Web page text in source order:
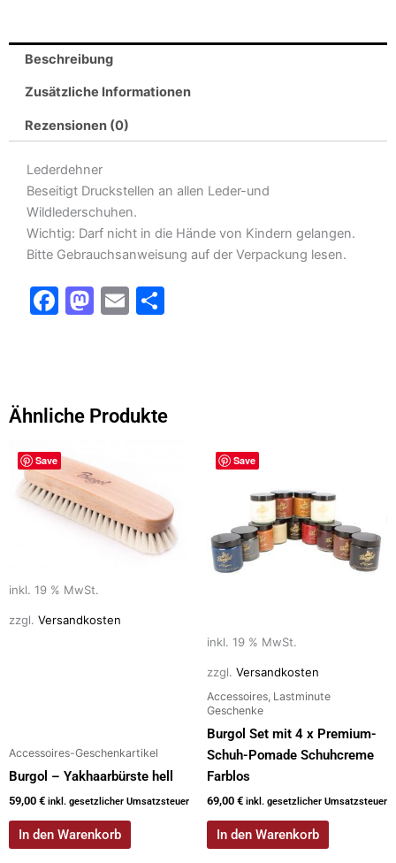
Beschreibung
Zusätzliche Informationen
Rezensionen (0)
Lederdehner
Beseitigt Druckstellen an allen Leder-und
Wildlederschuhen.
Wichtig: Darf nicht in die Hände von Kindern gelangen.
Bitte Gebrauchsanweisung auf der Verpackung lesen.
F
b
o
k
M
d
n
E
Ähnliche Produkte
Save
inkl. 19 % MwSt.
zzgl. Versandkosten
Accessoires-Geschenkartikel
Burgol – Yakhaarbürste hell
59,00 € inkl. gesetzlicher Umsatzsteuer
In den Warenkorb
Save
inkl. 19 % MwSt.
zzgl. Versandkosten
Accessoires, Lastminute
Geschenke
Burgol Set mit 4 x Premium-
Schuh-Pomade Schuhcreme
Farblos
69,00 € inkl. gesetzlicher Umsatzsteuer
In den Warenkorb